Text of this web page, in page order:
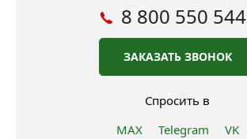
8 800 550
ЗАКАЗАТЬ ЗВОНОК
Спросить в
MAX
Telegram VK